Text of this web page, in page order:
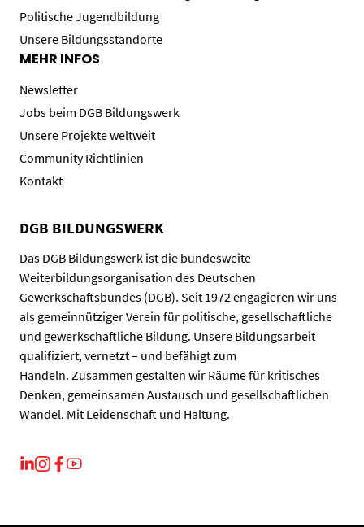
DGB BILDUNGSWERK
Das DGB Bildungswerk ist die bundesweite
Weiterbildungsorganisation des Deutschen
Gewerkschaftsbundes (DGB). Seit 1972 engagieren wir uns
als gemeinnütziger Verein für politische, gesellschaftliche
und gewerkschaftliche Bildung. Unsere Bildungsarbeit
qualifiziert, vernetzt – und befähigt zum
Handeln. Zusammen gestalten wir Räume für kritisches
Denken, gemeinsamen Austausch und gesellschaftlichen
Wandel. Mit Leidenschaft und Haltung.
Politische Jugendbildung
Unsere Bildungsstandorte
MEHR INFOS
Newsletter
Jobs beim DGB Bildungswerk
Unsere Projekte weltweit
Community Richtlinien
Kontakt